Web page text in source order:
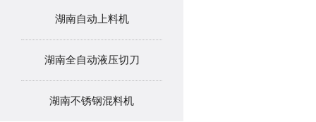
湖南自动上料机
湖南全自动液压切刀
湖南不锈钢混料机